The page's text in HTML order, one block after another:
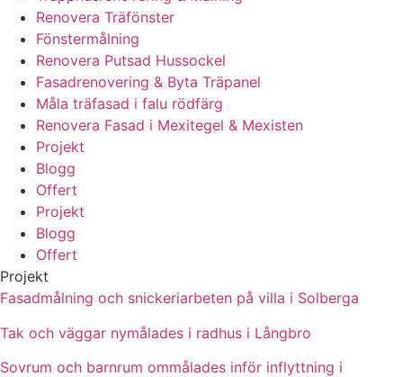
Renovera Träfönster
Fönstermålning
Renovera Putsad Hussockel
Fasadrenovering & Byta Träpanel
Måla träfasad i falu rödfärg
Renovera Fasad i Mexitegel & Mexisten
Projekt
Blogg
Offert
Projekt
Blogg
Offert
Projekt
Fasadmålning och snickeriarbeten på villa i Solberga
Tak och väggar nymålades i radhus i Långbro
Sovrum och barnrum ommålades inför inflyttning i